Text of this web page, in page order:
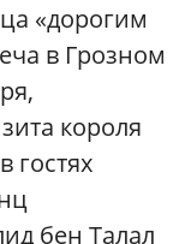
«дорогим
в Грозном
короля
гостях
бен Талал